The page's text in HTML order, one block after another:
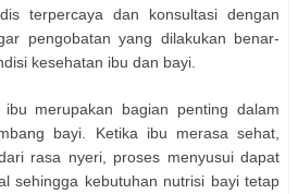
terpercaya dan konsultasi dengan
pengobatan yang dilakukan benar-
kesehatan ibu dan bayi.
merupakan bagian penting dalam
bayi. Ketika ibu merasa sehat,
rasa nyeri, proses menyusui dapat
sehingga kebutuhan nutrisi bayi tetap